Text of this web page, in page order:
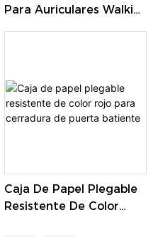
Para Auriculares Walkie-
Caja De Papel Plegable
Resistente De Color